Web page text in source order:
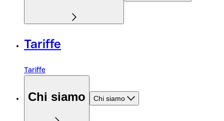
Tariffe
Tariffe
Chi siamo Chi siamo